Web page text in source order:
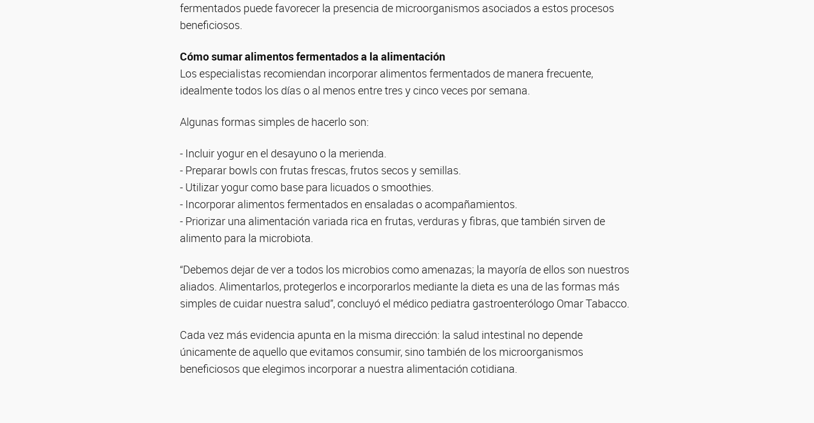
fermentados puede favorecer la presencia de microorganismos asociados a estos procesos
beneficiosos.
Cómo sumar alimentos fermentados a la alimentación
Los especialistas recomiendan incorporar alimentos fermentados de manera frecuente,
idealmente todos los días o al menos entre tres y cinco veces por semana.
Algunas formas simples de hacerlo son:
- Incluir yogur en el desayuno o la merienda.
- Preparar bowls con frutas frescas, frutos secos y semillas.
- Utilizar yogur como base para licuados o smoothies.
- Incorporar alimentos fermentados en ensaladas o acompañamientos.
- Priorizar una alimentación variada rica en frutas, verduras y fibras, que también sirven de
alimento para la microbiota.
“Debemos dejar de ver a todos los microbios como amenazas; la mayoría de ellos son nuestros
aliados. Alimentarlos, protegerlos e incorporarlos mediante la dieta es una de las formas más
simples de cuidar nuestra salud”, concluyó el médico pediatra gastroenterólogo Omar Tabacco.
Cada vez más evidencia apunta en la misma dirección: la salud intestinal no depende
únicamente de aquello que evitamos consumir, sino también de los microorganismos
beneficiosos que elegimos incorporar a nuestra alimentación cotidiana.